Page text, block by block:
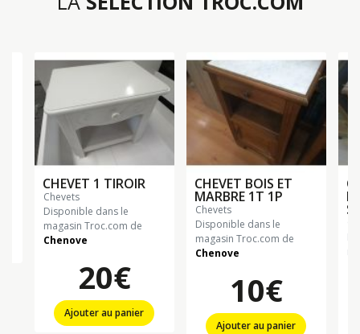
CHEVET 1 TIROIR
chevets
Disponible dans le
magasin Troc.com de
Chenove
20€
Ajouter au panier
CHEVET BOIS ET
MARBRE 1T 1P
chevets
Disponible dans le
magasin Troc.com de
Chenove
10€
Ajouter au panier